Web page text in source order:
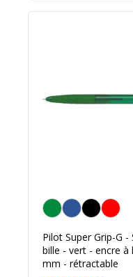
Vert
Pilot Super Grip-G -
bille - vert - encre à
mm - rétractable